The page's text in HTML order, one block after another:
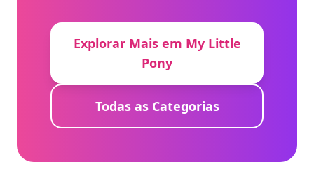
Explorar Mais em My Little
Pony
Todas as Categorias